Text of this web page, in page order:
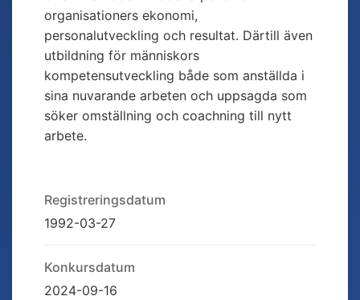
organisationers ekonomi,
personalutveckling och resultat. Därtill även
utbildning för människors
kompetensutveckling både som anställda i
sina nuvarande arbeten och uppsagda som
söker omställning och coachning till nytt
arbete.
Registreringsdatum
1992-03-27
Konkursdatum
2024-09-16